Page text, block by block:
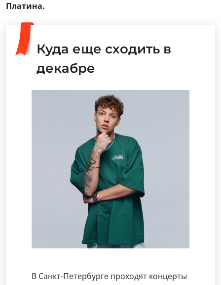
Платина.
Куда еще сходить в
декабре
В Санкт-Петербурге проходят концерты